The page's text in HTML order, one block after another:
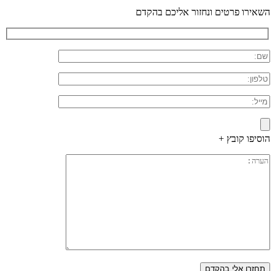
השאירו פרטים ונחזור אליכם בהקדם
הוסיפו קובץ +